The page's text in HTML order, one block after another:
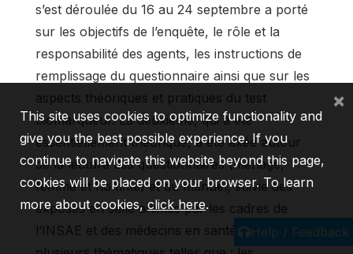
s’est déroulée du 16 au 24 septembre a porté
sur les objectifs de l’enquête, le rôle et la
responsabilité des agents, les instructions de
remplissage du questionnaire ainsi que sur les
aspects théoriques et pratiques du test
biomarqueur. La deuxième, qui a été
essentiellement théorique, a été axée autour
de la lecture des questionnaires (ménage,
femme et homme) et du manuel, suivie des
exposés en salle animés par les cadres de
l’INSAE et des médecins en santé publique sur
Help / Feedback
This site uses cookies to optimize functionality and
give you the best possible experience. If you
continue to navigate this website beyond this page,
cookies will be placed on your browser. To learn
more about cookies,click here.
×